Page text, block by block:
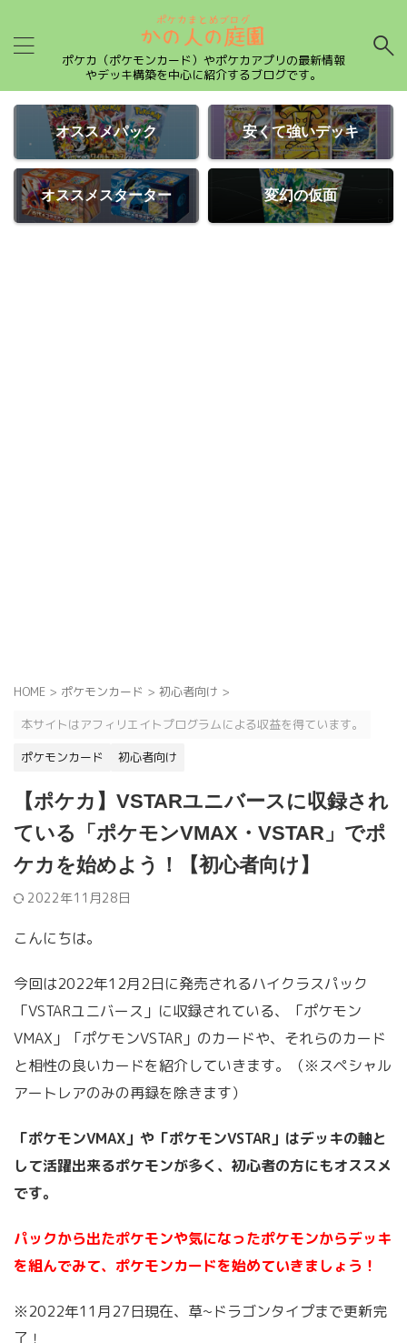
ポケカ（ポケモンカード）やポケカアプリの最新情報
やデッキ構築を中心に紹介するブログです。
オススメパック 安くて強いデッキ
オススメスターター 変幻の仮面
HOME > ポケモンカード > 初心者向け >
本サイトはアフィリエイトプログラムによる収益を得ています。
ポケモンカード
初心者向け
【ポケカ】VSTARユニバースに収録され
ている「ポケモンVMAX・VSTAR」でポ
ケカを始めよう！【初心者向け】
2022年11月28日
こんにちは。
今回は2022年12月2日に発売されるハイクラスパック
「VSTARユニバース」に収録されている、「ポケモン
VMAX」「ポケモンVSTAR」のカードや、それらのカード
と相性の良いカードを紹介していきます。（※スペシャル
アートレアのみの再録を除きます）
「ポケモンVMAX」や「ポケモンVSTAR」はデッキの軸と
して活躍出来るポケモンが多く、初心者の方にもオススメ
です。
パックから出たポケモンや気になったポケモンからデッキ
を組んでみて、ポケモンカードを始めていきましょう！
※2022年11月27日現在、草~ドラゴンタイプまで更新完
了！